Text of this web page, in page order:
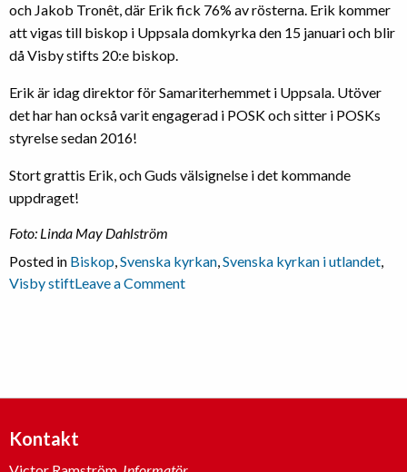
och Jakob Tronêt, där Erik fick 76% av rösterna. Erik kommer
att vigas till biskop i Uppsala domkyrka den 15 januari och blir
då Visby stifts 20:e biskop.
Erik är idag direktor för Samariterhemmet i Uppsala. Utöver
det har han också varit engagerad i POSK och sitter i POSKs
styrelse sedan 2016!
Stort grattis Erik, och Guds välsignelse i det kommande
uppdraget!
Foto: Linda May Dahlström
Posted in Biskop,Svenska kyrkan,Svenska kyrkan i utlandet,
Visby stiftLeave a Commenton
Kontakt